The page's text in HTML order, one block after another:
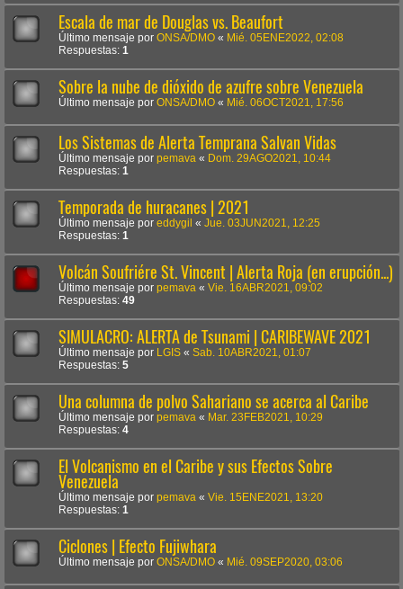
Escala de mar de Douglas vs. Beaufort
Último mensaje por ONSA/DMO « Mié. 05ENE2022, 02:08
Respuestas: 1
Sobre la nube de dióxido de azufre sobre Venezuela
Último mensaje por ONSA/DMO « Mié. 06OCT2021, 17:56
Los Sistemas de Alerta Temprana Salvan Vidas
Último mensaje por pemava « Dom. 29AGO2021, 10:44
Respuestas: 1
Temporada de huracanes | 2021
Último mensaje por eddygil « Jue. 03JUN2021, 12:25
Respuestas: 1
Volcán Soufriére St. Vincent | Alerta Roja (en erupción...)
Último mensaje por pemava « Vie. 16ABR2021, 09:02
Respuestas: 49
SIMULACRO: ALERTA de Tsunami | CARIBEWAVE 2021
Último mensaje por LGIS « Sab. 10ABR2021, 01:07
Respuestas: 5
Una columna de polvo Sahariano se acerca al Caribe
Último mensaje por pemava « Mar. 23FEB2021, 10:29
Respuestas: 4
El Volcanismo en el Caribe y sus Efectos Sobre
Venezuela
Último mensaje por pemava « Vie. 15ENE2021, 13:20
Respuestas: 1
Ciclones | Efecto Fujiwhara
Último mensaje por ONSA/DMO « Mié. 09SEP2020, 03:06